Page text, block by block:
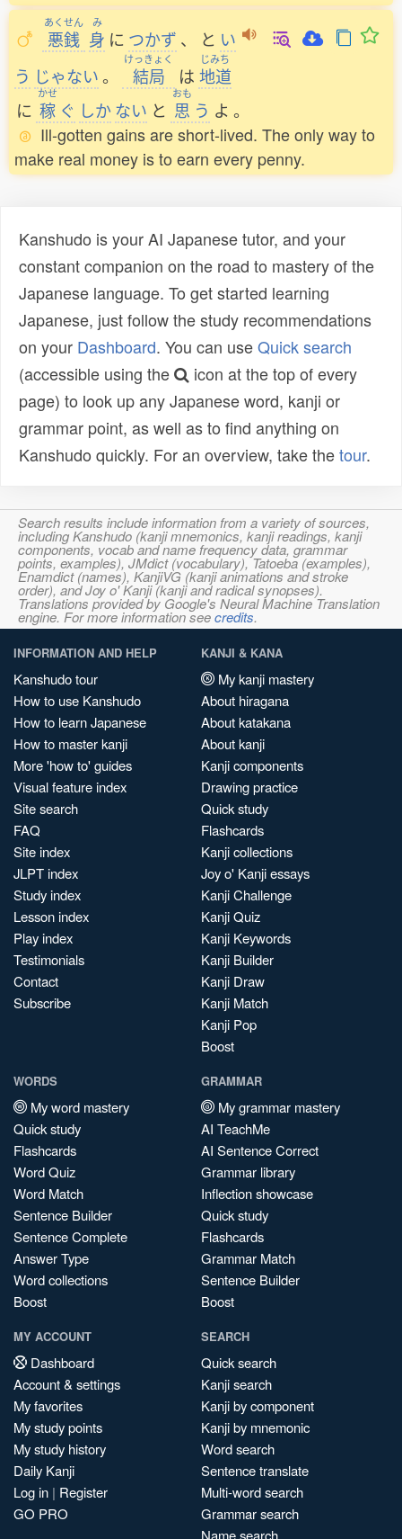
あくせん
悪銭
み
身 に つかず 、 と い
う じゃない。
けっきょく
結局 は
じみち
地道
に
かせ
稼 ぐ しか ない と
おも
思 う よ 。
Ill-gotten gains are short-lived. The only way to
make real money is to earn every penny.
Kanshudo is your AI Japanese tutor, and your
constant companion on the road to mastery of the
Japanese language. To get started learning
Japanese, just follow the study recommendations
on your Dashboard. You can useQuick search
(accessible using the
icon at the top of every
page) to look up any Japanese word, kanji or
grammar point, as well as to find anything on
Kanshudo quickly. For an overview, take thetour.
Search results include information from a variety of sources,
including Kanshudo (kanji mnemonics, kanji readings, kanji
components, vocab and name frequency data, grammar
points, examples), JMdict (vocabulary), Tatoeba (examples),
Enamdict (names), KanjiVG (kanji animations and stroke
order), and Joy o' Kanji (kanji and radical synopses).
Translations provided by Google's Neural Machine Translation
engine. For more information seecredits.
INFORMATION AND HELP
Kanshudo tour
How to use Kanshudo
How to learn Japanese
How to master kanji
More 'how to' guides
Visual feature index
Site search
FAQ
Site index
JLPT index
Study index
Lesson index
Play index
Testimonials
Contact
Subscribe
KANJI & KANA
My kanji mastery
About hiragana
About katakana
About kanji
Kanji components
Drawing practice
Quick study
Flashcards
Kanji collections
Joy o' Kanji essays
Kanji Challenge
Kanji Quiz
Kanji Keywords
Kanji Builder
Kanji Draw
Kanji Match
Kanji Pop
Boost
WORDS
My word mastery
Quick study
Flashcards
Word Quiz
Word Match
Sentence Builder
Sentence Complete
Answer Type
Word collections
Boost
GRAMMAR
My grammar mastery
AI TeachMe
AI Sentence Correct
Grammar library
Inflection showcase
Quick study
Flashcards
Grammar Match
Sentence Builder
Boost
MY ACCOUNT
Dashboard
Account & settings
My favorites
My study points
My study history
Daily Kanji
Log in | Register
GO PRO
SEARCH
Quick search
Kanji search
Kanji by component
Kanji by mnemonic
Word search
Sentence translate
Multi-word search
Grammar search
Name search